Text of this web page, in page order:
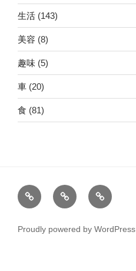
生活 (143)
美容 (8)
趣味 (5)
車 (20)
食 (81)
ホ
ー
運
営
こ
の
Proudly powered by WordPress